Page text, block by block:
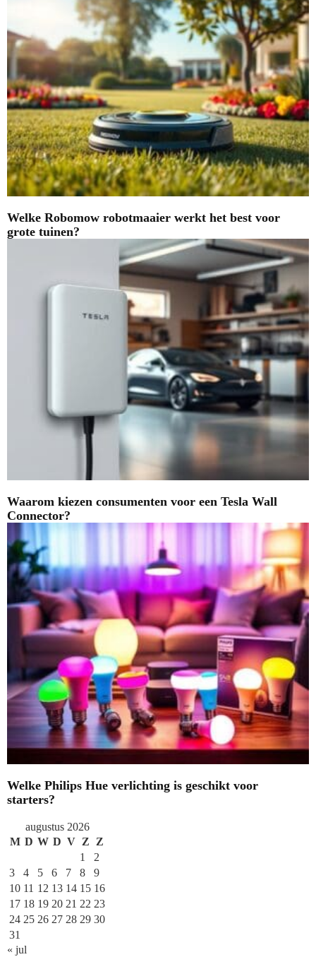
Welke Robomow robotmaaier werkt het best voor
grote tuinen?
Waarom kiezen consumenten voor een Tesla Wall
Connector?
Welke Philips Hue verlichting is geschikt voor
starters?
augustus 2026
M D W D V Z Z
1
2
3
4 5 6 7 8
9
10 11 12 13 14 15 16
17 18 19 20 21 22 23
24 25 26 27 28 29 30
31
« jul